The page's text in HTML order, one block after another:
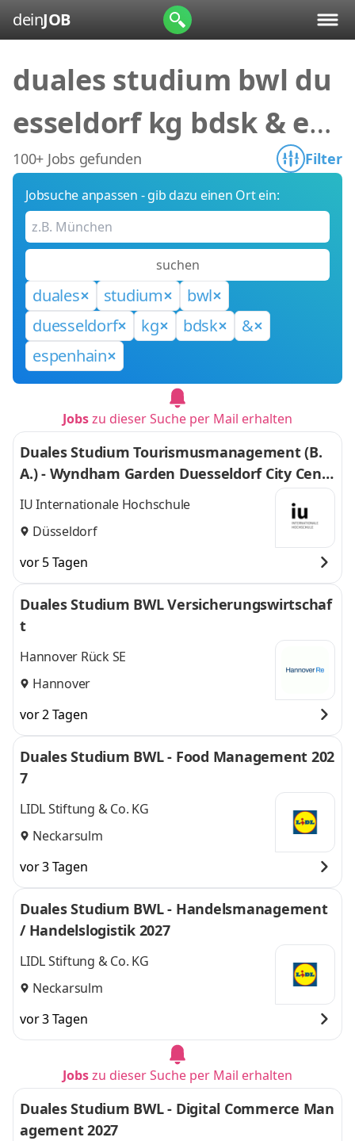
deinJOB
duales studium bwl du
esseldorf kg bdsk & esp
enhain
100+ Jobs gefunden Filter
Jobsuche anpassen - gib dazu einen Ort ein:
suchen
duales studium
bwl
duesseldorf
kg bdsk
&
espenhain
Jobszu dieser Suche per Mail erhalten
Duales Studium Tourismusmanagement (B.
A.) - Wyndham Garden Duesseldorf City Centr
e Koenigsallee Hotel
IU Internationale Hochschule
Düsseldorf
vor 5 Tagen
Duales Studium BWL Versicherungswirtschaf
t
Hannover Rück SE
Hannover
vor 2 Tagen
Duales Studium BWL - Food Management 202
7
LIDL Stiftung & Co. KG
Neckarsulm
vor 3 Tagen
Duales Studium BWL - Handelsmanagement
/ Handelslogistik 2027
LIDL Stiftung & Co. KG
Neckarsulm
vor 3 Tagen
Jobszu dieser Suche per Mail erhalten
Duales Studium BWL - Digital Commerce Man
agement 2027